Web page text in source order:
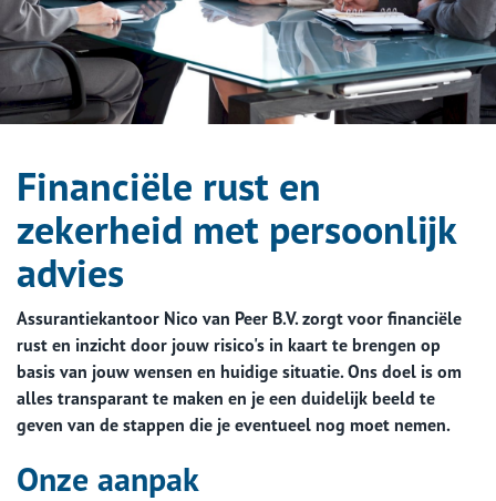
Financiële rust en
zekerheid met persoonlijk
advies
Assurantiekantoor Nico van Peer B.V. zorgt voor financiële
rust en inzicht door jouw risico's in kaart te brengen op
basis van jouw wensen en huidige situatie. Ons doel is om
alles transparant te maken en je een duidelijk beeld te
geven van de stappen die je eventueel nog moet nemen.
Onze aanpak